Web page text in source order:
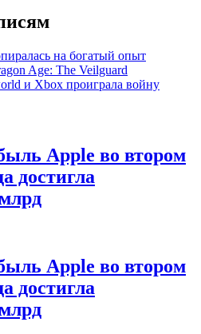
на богатый опыт
Age: The Veilguard
и Xbox проиграла войну
Apple во втором
достигла
Apple во втором
достигла